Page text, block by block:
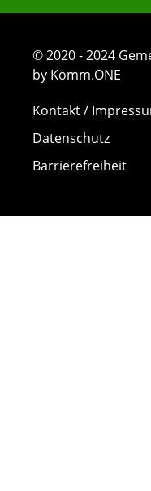
© 2020 - 2024
by Komm.ONE
Kontakt /
Datenschutz
Barrierefreiheit